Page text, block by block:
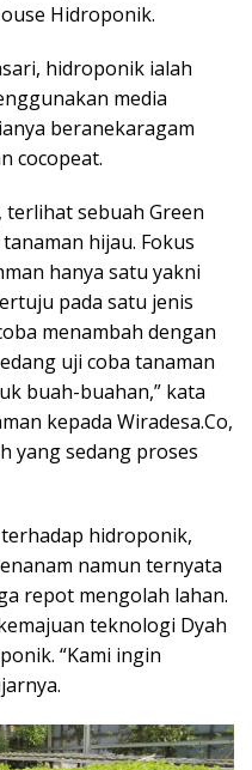
Hidroponik.
hidroponik ialah
media
beranekaragam
cocopeat.
sebuah Green
hijau. Fokus
hanya satu yakni
pada satu jenis
menambah dengan
uji coba tanaman
buah-buahan,” kata
kepada Wiradesa.Co,
yang sedang proses
hidroponik,
namun ternyata
repot mengolah lahan.
teknologi Dyah
“Kami ingin